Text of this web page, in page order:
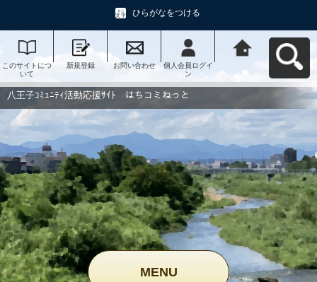
ひらがなをつける
このサイトにつ
いて
新規登録 お問い合わせ
個人会員ログイ
ン
動応援ｻｲﾄ はち
コミねっとへ戻
八王子ｺﾐｭﾆﾃｨ活動応援ｻｲﾄ はちコミねっと
MENU